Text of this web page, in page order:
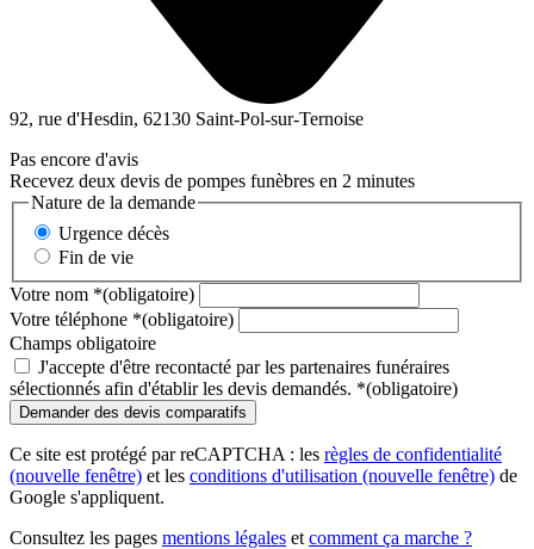
92, rue d'Hesdin, 62130 Saint-Pol-sur-Ternoise
Pas encore d'avis
Recevez deux devis de pompes funèbres en 2 minutes
Nature de la demande
Urgence décès
Fin de vie
Votre nom *(obligatoire)
Votre téléphone *(obligatoire)
Champs obligatoire
J'accepte d'être recontacté par les partenaires funéraires
sélectionnés afin d'établir les devis demandés. *(obligatoire)
Ce site est protégé par reCAPTCHA : les règles de confidentialité
(nouvelle fenêtre) et les conditions d'utilisation (nouvelle fenêtre) de
Google s'appliquent.
Consultez les pages mentions légales et comment ça marche ?